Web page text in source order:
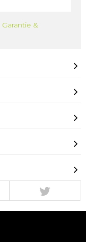
Garantie &